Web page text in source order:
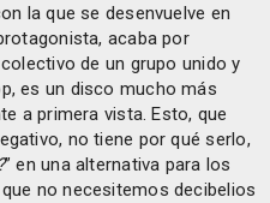
la que se desenvuelve en
acaba por
de un grupo unido y
es un disco mucho más
a primera vista. Esto, que
no tiene por qué serlo,
” en una alternativa para los
no necesitemos decibelios